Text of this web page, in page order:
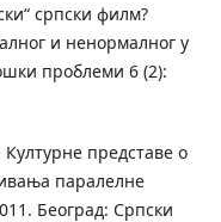
српски филм?
и ненормалног у
проблеми 6 (2):
представе о
паралелне
Београд: Српски